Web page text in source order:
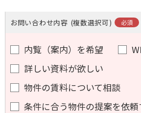
お問い合わせ内容 (複数選択可)
内覧（案内）を希望
詳しい資料が欲しい
物件の賃料について相談
条件に合う物件の提案を依頼